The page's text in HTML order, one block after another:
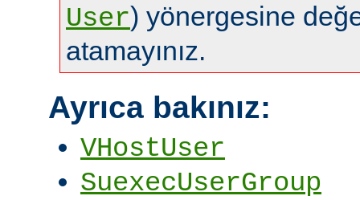
User) yönergesine
atamayınız.
Ayrıca bakınız:
VHostUser
SuexecUserGroup